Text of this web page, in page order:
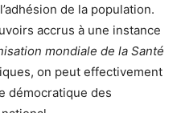
de la population.
accrus à une instance
mondiale de la Santé
on peut effectivement
démocratique des